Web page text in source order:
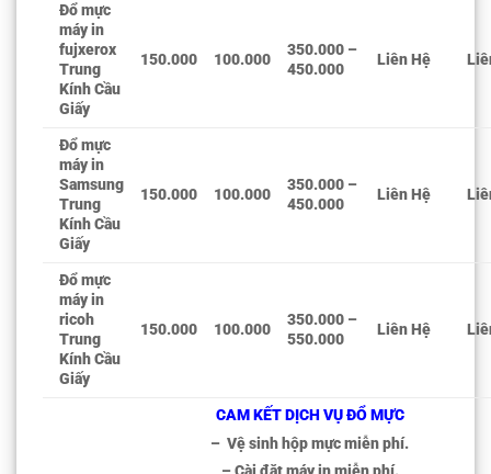
Đổ mực
máy in
fujxerox
Trung
Kính Cầu
Giấy
150.000 100.000
350.000 –
450.000
Liên Hệ
Đổ mực
máy in
Samsung
Trung
Kính Cầu
Giấy
150.000 100.000
350.000 –
450.000
Liên Hệ
Đổ mực
máy in
ricoh
Trung
Kính Cầu
Giấy
150.000 100.000
350.000 –
550.000
Liên Hệ
CAM KẾT DỊCH VỤ ĐỔ MỰC
– Vệ sinh hộp mực miễn phí.